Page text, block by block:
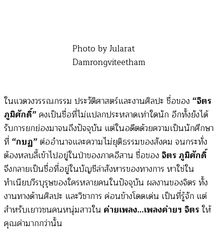
Photo by Jularat
Damrongviteetham
ในแวดวงวรรณกรรม ประวัติศาสตร์และงานศิลปะ ชื่อของ “จิตร
ภูมิศักดิ์”คงเป็นชื่อที่ไม่แปลกประหลาดเท่าใดนัก อีกทั้งยังได้
รับการยกย่องมาจนถึงปัจจุบัน แต่ในอดีตด้วยความเป็นนักศึกษา
ที่ “กบฏ”ต่ออำนาจและความไม่ยุติธรรมของสังคม จนกระทั่ง
ต้องหลบลี้เข้าไปอยู่ในป่าของภาคอีสาน ชื่อของ จิตร ภูมิศักดิ์
จึงกลายเป็นชื่อที่อยู่ในบัญชีล่าสังหารของทางการ หาใช่ใน
ทำเนียบวีรบุรุษของใครหลายคนในปัจจุบัน ผลงานของจิตร ทั้ง
งานทางด้านศิลปะ และวิชาการ ค่อนข้างโดดเด่น เป็นที่รู้จัก แต่
สำหรับเยาวชนคนหนุ่มสาวใน ค่ายเพลง…เพลงค่ายฯ จิตรให้
คุณค่ามากกว่านั้น